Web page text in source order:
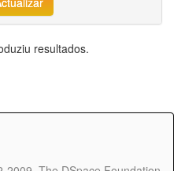
resultados.